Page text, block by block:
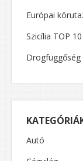
Európai
Szicília TOP
Drogfüggőség
Autó